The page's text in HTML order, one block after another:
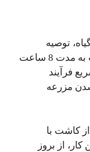
توصیه
می‌شود که بذور زیره سبز قبل از کاشت به مدت 8 ساعت
فرآیند
مزرعه
کاشت با
از بروز